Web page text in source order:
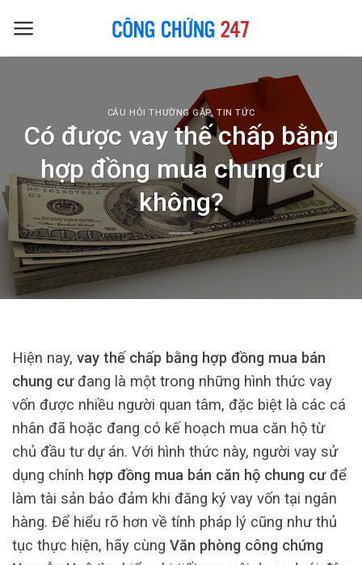
CÂU HỎI THƯỜNG GẶP,TIN TỨC
Có được vay thế chấp bằng
hợp đồng mua chung cư
không?
Hiện nay, vay thế chấp bằng hợp đồng mua bán
chung cưđang là một trong những hình thức vay
vốn được nhiều người quan tâm, đặc biệt là các cá
nhân đã hoặc đang có kế hoạch mua căn hộ từ
chủ đầu tư dự án. Với hình thức này, người vay sử
dụng chính hợp đồng mua bán căn hộ chung cưđể
làm tài sản bảo đảm khi đăng ký vay vốn tại ngân
hàng. Để hiểu rõ hơn về tính pháp lý cũng như thủ
tục thực hiện, hãy cùng Văn phòng công chứng